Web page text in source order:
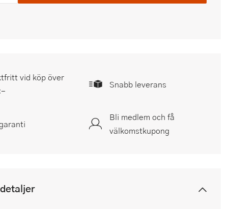
vid köp över
Snabb leverans
Bli medlem och få
välkomstkupong